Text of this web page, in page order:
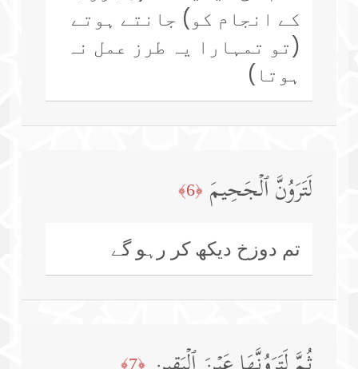
کے انجام کو) جانتے ہوتے
(تو تمہارا یہ طرز عمل نہ
ہوتا)
لَتَرَوُنَّ ٱلۡجَحِیمَ ﴿6﴾
تم دوزخ دیکھ کر رہو گے
﴿7﴾